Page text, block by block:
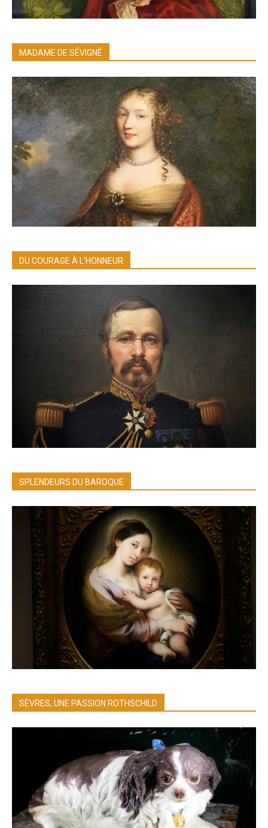
MADAME DE SÉVIGNÉ
DU COURAGE À L’HONNEUR
SPLENDEURS DU BAROQUE
SÈVRES, UNE PASSION ROTHSCHILD